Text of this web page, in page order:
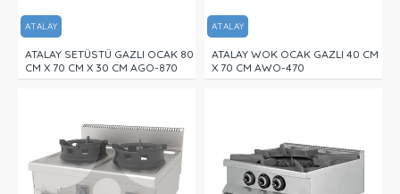
ATALAY
ATALAY SETÜSTÜ GAZLI OCAK 80
CM X 70 CM X 30 CM AGO-870
ATALAY
ATALAY WOK OCAK GAZLI 40 CM
X 70 CM AWO-470